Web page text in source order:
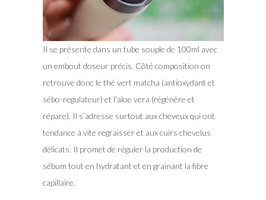
Il se présente dans un tube souple de 100ml avec
un embout doseur précis. Côté composition on
retrouve donc le thé vert matcha (antioxydant et
sébo-regulateur) et l’aloe vera (régénère et
répare). Il s’adresse surtout aux cheveux qui ont
tendance à vite regraisser et aux cuirs chevelus
délicats. Il promet de réguler la production de
sébum tout en hydratant et en grainant la fibre
capillaire.